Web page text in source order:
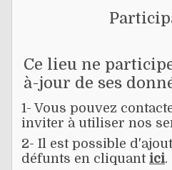
Ce lieu ne
à-jour de ses
1- Vous pouvez
inviter à utiliser nos
2- Il est possible
défunts en cliquant ici.